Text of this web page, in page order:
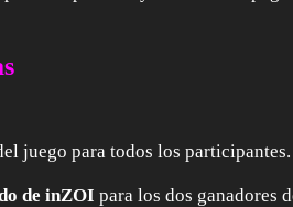
juego para todos los participantes.
de inZOI para los dos ganadores